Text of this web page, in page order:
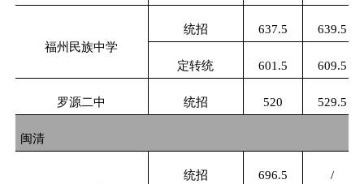
福州民族中学
统招 637.5 639.5
定转统 601.5 609.5
罗源二中 统招 520 529.5
闽清
统招 696.5 /